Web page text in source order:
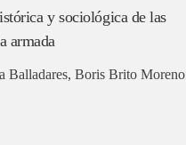
y sociológica de las
armada
Balladares, Boris Brito Moreno